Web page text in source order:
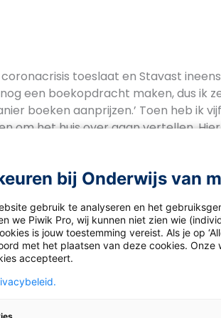
toeslaat en Stavast
een boekopdracht maken, dus ik
boeken aanprijzen.’ Toen heb ik
om het huis over gaan vertellen.
enthousiast. Toen zag ik:
Bram de Goeij op en het idee
ze video’s waarin Stavast een
en Buddy Tegenbosch. De
om te gaan lezen. ‘Ons onderwijs is
dat kun je wat mij betreft overboord
in welke verhalen het kind
dan volgt de rest vanzelf.’
bij Onderwijs van
gebruik te analyseren en het
we Piwik Pro, wij kunnen niet zien wie
is jouw toestemming vereist. Als je op
met het plaatsen van deze cookies. Onze
accepteert.